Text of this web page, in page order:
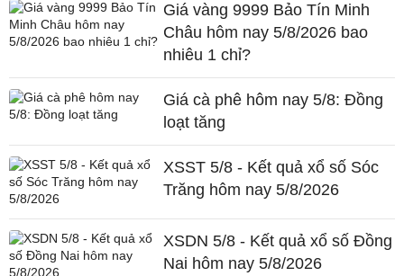
Giá vàng 9999 Bảo Tín Minh
Châu hôm nay 5/8/2026 bao
nhiêu 1 chỉ?
Giá cà phê hôm nay 5/8: Đồng
loạt tăng
XSST 5/8 - Kết quả xổ số Sóc
Trăng hôm nay 5/8/2026
XSDN 5/8 - Kết quả xổ số Đồng
Nai hôm nay 5/8/2026